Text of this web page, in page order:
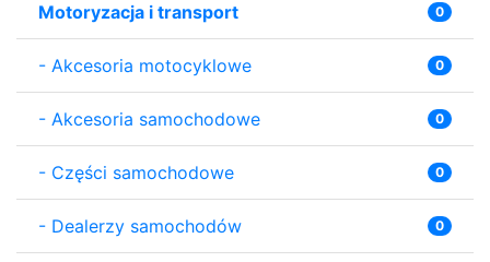
Motoryzacja i transport 0
- Akcesoria motocyklowe 0
- Akcesoria samochodowe 0
- Części samochodowe 0
- Dealerzy samochodów 0